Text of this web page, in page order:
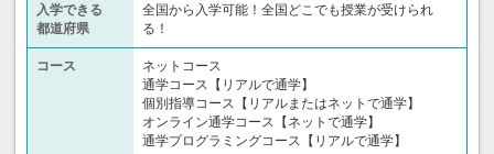
入学できる
都道府県
全国から入学可能！全国どこでも授業が受けられ
る！
コース
ネットコース
通学コース【リアルで通学】
個別指導コース【リアルまたはネットで通学】
オンライン通学コース【ネットで通学】
通学プログラミングコース【リアルで通学】